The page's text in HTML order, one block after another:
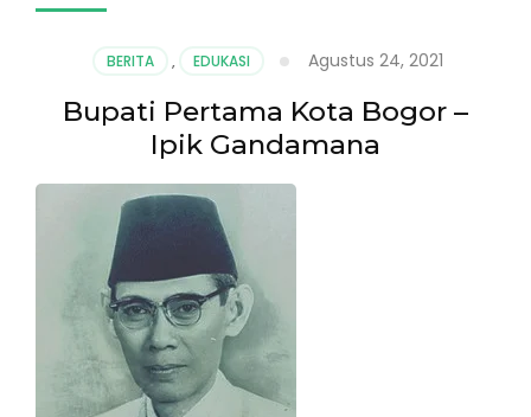
BERITA , EDUKASI Agustus 24, 2021
Bupati Pertama Kota Bogor –
Ipik Gandamana